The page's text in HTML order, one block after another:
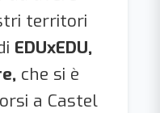
territori
EDUxEDU,
che si è
a Castel